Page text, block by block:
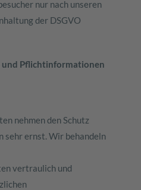
nur nach unseren
der DSGVO
und Pflichtinformationen
nehmen den Schutz
sehr ernst. Wir behandeln
vertraulich und